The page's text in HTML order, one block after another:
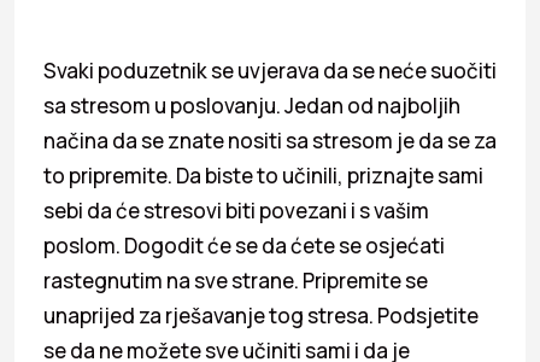
Svaki poduzetnik se uvjerava da se neće suočiti
sa stresom u poslovanju. Jedan od najboljih
načina da se znate nositi sa stresom je da se za
to pripremite. Da biste to učinili, priznajte sami
sebi da će stresovi biti povezani i s vašim
poslom. Dogodit će se da ćete se osjećati
rastegnutim na sve strane. Pripremite se
unaprijed za rješavanje tog stresa. Podsjetite
se da ne možete sve učiniti sami i da je